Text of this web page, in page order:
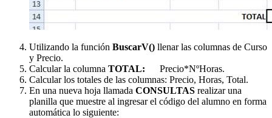
Utilizando la función BuscarV() llenar las columnas de Curso
y Precio.
Calcular la columna TOTAL: Precio*NºHoras.
Calcular los totales de las columnas: Precio, Horas, Total.
En una nueva hoja llamada CONSULTAS realizar una
planilla que muestre al ingresar el código del alumno en forma
automática lo siguiente: